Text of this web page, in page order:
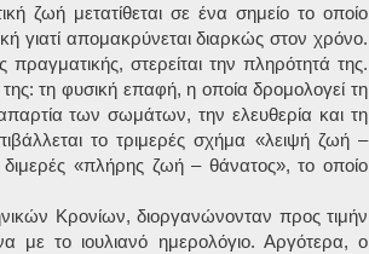
ζωή μετατίθεται σε ένα σημείο το οποίο
γιατί απομακρύνεται διαρκώς στον χρόνο.
στερείται την πληρότητά της.
της: τη φυσική επαφή, η οποία δρομολογεί τη
των σωμάτων, την ελευθερία και τη
το τριμερές σχήμα «λειψή ζωή –
«πλήρης ζωή – θάνατος», το οποίο
Κρονίων, διοργανώνονταν προς τιμήν
με το ιουλιανό ημερολόγιο. Αργότερα, ο